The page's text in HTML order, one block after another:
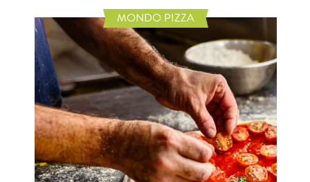
MONDO PIZZA